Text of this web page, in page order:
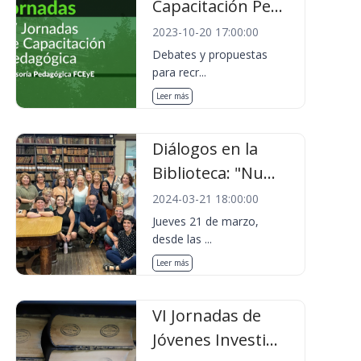
Capacitación Pe...
2023-10-20 17:00:00
Debates y propuestas
para recr...
Leer más
Diálogos en la
Biblioteca: "Nu...
2024-03-21 18:00:00
Jueves 21 de marzo,
desde las ...
Leer más
VI Jornadas de
Jóvenes Investi...